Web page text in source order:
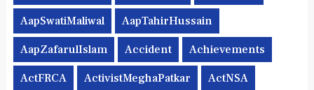
AapSwatiMaliwal AapTahirHussain
AapZafarulIslam Accident Achievements
ActFRCA ActivistMeghaPatkar ActNSA